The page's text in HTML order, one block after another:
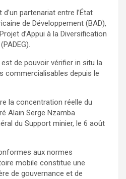
partenariat entre l’État
de Développement (BAD),
d’Appui à la Diversification
de pouvoir vérifier in situ la
commercialisables depuis le
la concentration réelle du
Alain Serge Nzamba
du Support minier, le 6 août
aux normes
mobile constitue une
de gouvernance et de